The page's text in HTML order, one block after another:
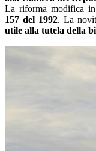
La riforma modifica in
157 del 1992. La
utile alla tutela della